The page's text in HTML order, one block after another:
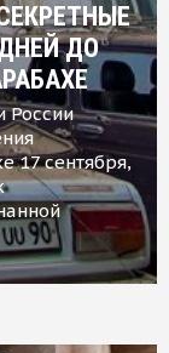
ДО
России
17 сентября,